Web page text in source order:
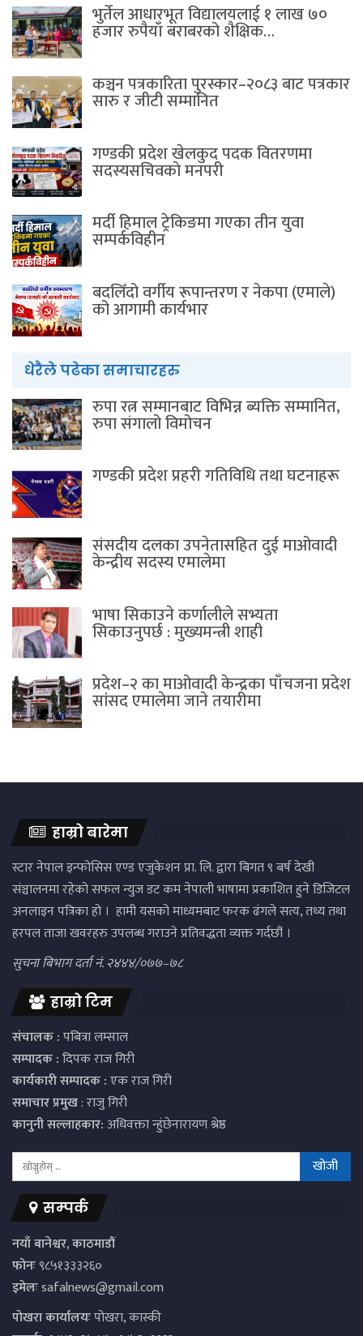
भुर्तेल आधारभूत विद्यालयलाई १ लाख ७०
हजार रुपैयाँ बराबरको शैक्षिक…
कञ्चन पत्रकारिता पुरस्कार–२०८३ बाट पत्रकार
सारु र जीटी सम्मानित
गण्डकी प्रदेश खेलकुद पदक वितरणमा
सदस्यसचिवकाे मनपरी
मर्दी हिमाल ट्रेकिङमा गएका तीन युवा
सम्पर्कविहीन
बदलिँदो वर्गीय रूपान्तरण र नेकपा (एमाले)
को आगामी कार्यभार
धेरैले पढेका समाचारहरु
रुपा रत्न सम्मानबाट विभिन्न ब्यक्ति सम्मानित,
रुपा संगालो विमोचन
गण्डकी प्रदेश प्रहरी गतिविधि तथा घटनाहरू
संसदीय दलका उपनेतासहित दुई माओवादी
केन्द्रीय सदस्य एमालेमा
भाषा सिकाउने कर्णालीले सभ्यता
सिकाउनुपर्छ : मुख्यमन्त्री शाही
प्रदेश–२ का माओवादी केन्द्रका पाँचजना प्रदेश
सांसद एमालेमा जाने तयारीमा
हाम्रो बारेमा
स्टार नेपाल इन्फोसिस एण्ड एजुकेशन प्रा. लि. द्वारा बिगत ९ बर्ष देखी
संञ्चालनमा रहेको सफल न्युज डट कम नेपाली भाषामा प्रकाशित हुने डिजिटल
अनलाइन पत्रिका हो । हामी यसको माध्यमबाट फरक ढंगले सत्य, तथ्य तथा
हरपल ताजा खवरहरु उपलब्ध गराउने प्रतिवद्धता व्यक्त गर्दछौं ।
सुचना बिभाग दर्ता नं. २४४४/०७७–७८
हाम्रो टिम
संचालक :पबित्रा लम्साल
सम्पादक :दिपक राज गिरी
कार्यकारी सम्पादक :एक राज गिरी
समाचार प्रमुख: राजु गिरी
कानुनी सल्लाहकार:अधिवक्ता न्हुंछेनारायण श्रेष्ठ
सम्पर्क
नयाँ बानेश्वर, काठमाडौं
फोनः९८५१३३३२६०
इमेलःsafalnews@gmail.com
पाेखरा कार्यालयःपोखरा, कास्की